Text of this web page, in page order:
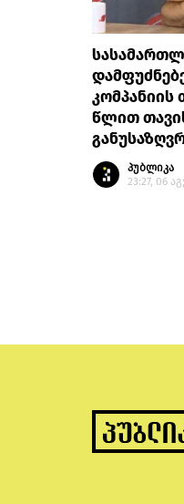
კომპანიის
წლით
პუბლიკა
23:27, 06